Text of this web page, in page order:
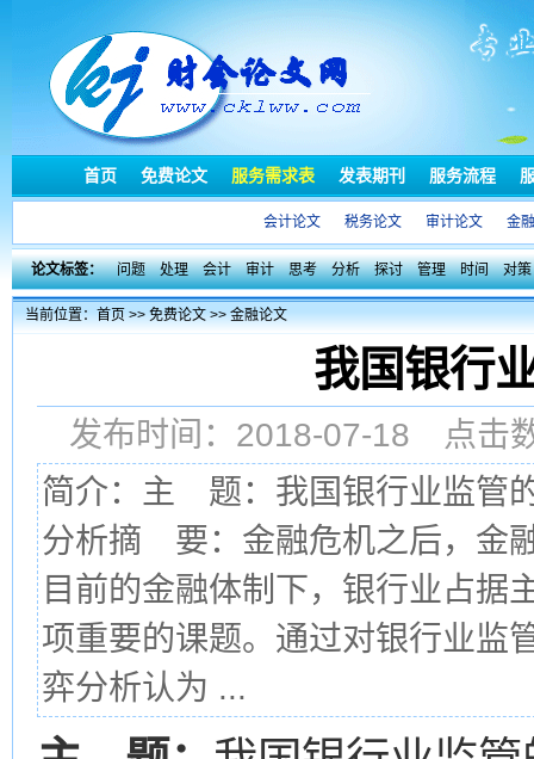
首页 免费论文 服务需求表 发表期刊 服务流程
会计论文 税务论文 审计论文 金
论文标签： 问题 处理 会计 审计 思考 分析 探讨 管理 时间 对策
当前位置：首页>>免费论文>>金融论文
我国银行
发布时间：2018-07-18 点
简介：主 题：我国银行业监管
分析摘 要：金融危机之后，金
目前的金融体制下，银行业占据
项重要的课题。通过对银行业监
弈分析认为 ...